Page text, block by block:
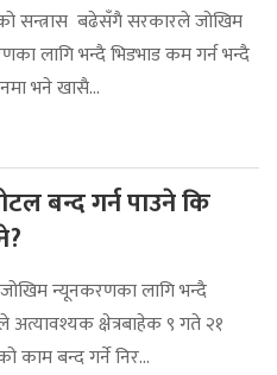
सन्त्रास बढेसँगै सरकारले जोखिम
लागि भन्दै भिडभाड कम गर्न भन्दै
भने खासै...
बन्द गर्न पाउने कि
जोखिम न्यूनकरणका लागि भन्दै
अत्यावश्यक क्षेत्रबाहेक ९ गते २१
काम बन्द गर्ने निर...